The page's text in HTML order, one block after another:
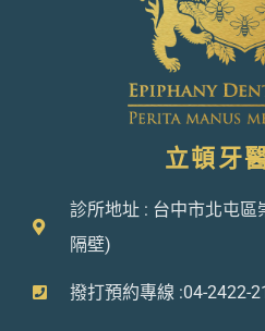
立頓牙
診所地址 : 台中市北屯
隔壁)
撥打預約專線 :04-2422-